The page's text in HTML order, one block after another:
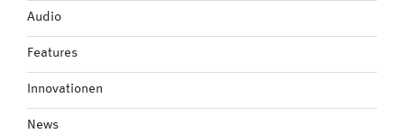
Audio
Features
Innovationen
News